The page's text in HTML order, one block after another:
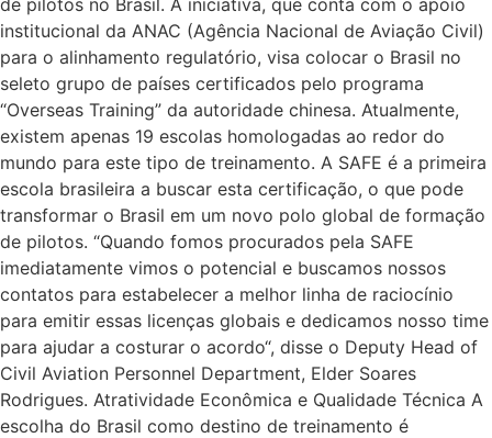
institucional da ANAC (Agência Nacional de Aviação Civil)
para o alinhamento regulatório, visa colocar o Brasil no
seleto grupo de países certificados pelo programa
“Overseas Training” da autoridade chinesa. Atualmente,
existem apenas 19 escolas homologadas ao redor do
mundo para este tipo de treinamento. A SAFE é a primeira
escola brasileira a buscar esta certificação, o que pode
transformar o Brasil em um novo polo global de formação
de pilotos. “Quando fomos procurados pela SAFE
imediatamente vimos o potencial e buscamos nossos
contatos para estabelecer a melhor linha de raciocínio
para emitir essas licenças globais e dedicamos nosso time
para ajudar a costurar o acordo“, disse o Deputy Head of
Civil Aviation Personnel Department, Elder Soares
Rodrigues. Atratividade Econômica e Qualidade Técnica A
escolha do Brasil como destino de treinamento é